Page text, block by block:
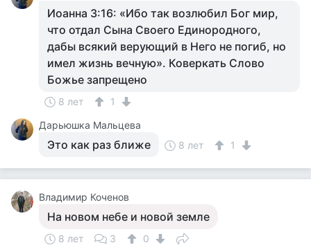
Иоанна 3:16: «Ибо так возлюбил Бог мир,
что отдал Сына Своего Единородного,
дабы всякий верующий в Него не погиб, но
имел жизнь вечную». Коверкать Слово
Божье запрещено
8 лет
1
Дарьюшка Мальцева
Это как раз ближе 8 лет 1
Владимир Коченов
На новом небе и новой земле
8 лет 3
0